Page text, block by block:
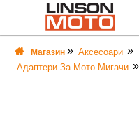
Магазин Аксесоари
Адаптери За Мото Мигачи